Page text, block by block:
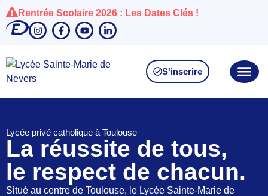
Rentrée Scolaire 2026 : Les Dates Clés !
S'inscrire
Lycée privé catholique à Toulouse
La réussite de tous,
le respect de chacun.
Situé au centre de Toulouse, le Lycée Sainte-Marie de